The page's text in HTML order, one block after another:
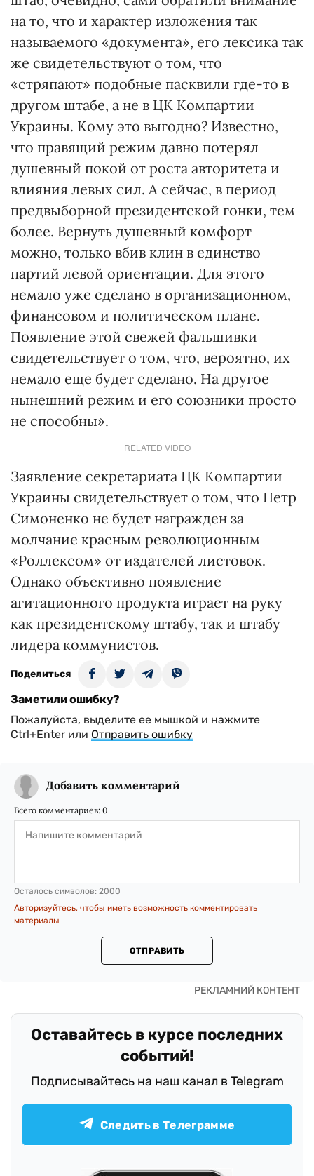
на то, что и характер изложения так
называемого «документа», его лексика так
же свидетельствуют о том, что
«стряпают» подобные пасквили где-то в
другом штабе, а не в ЦК Компартии
Украины. Кому это выгодно? Известно,
что правящий режим давно потерял
душевный покой от роста авторитета и
влияния левых сил. А сейчас, в период
предвыборной президентской гонки, тем
более. Вернуть душевный комфорт
можно, только вбив клин в единство
партий левой ориентации. Для этого
немало уже сделано в организационном,
финансовом и политическом плане.
Появление этой свежей фальшивки
свидетельствует о том, что, вероятно, их
немало еще будет сделано. На другое
нынешний режим и его союзники просто
не способны».
RELATED VIDEO
Заявление секретариата ЦК Компартии
Украины свидетельствует о том, что Петр
Симоненко не будет награжден за
молчание красным революционным
«Роллексом» от издателей листовок.
Однако объективно появление
агитационного продукта играет на руку
как президентскому штабу, так и штабу
лидера коммунистов.
Поделиться
Заметили ошибку?
Пожалуйста, выделите ее мышкой и нажмите
Ctrl+Enter или Отправить ошибку
Добавить комментарий
Всего комментариев: 0
Осталось символов: 2000
Авторизуйтесь, чтобы иметь возможность комментировать
материалы
ОТПРАВИТЬ
Оставайтесь в курсе последних
событий!
Подписывайтесь на наш канал в Telegram
Следить в Телеграмме